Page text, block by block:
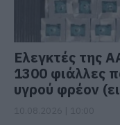
Ελεγκτές της
1300 φιάλλες
υγρού φρέον